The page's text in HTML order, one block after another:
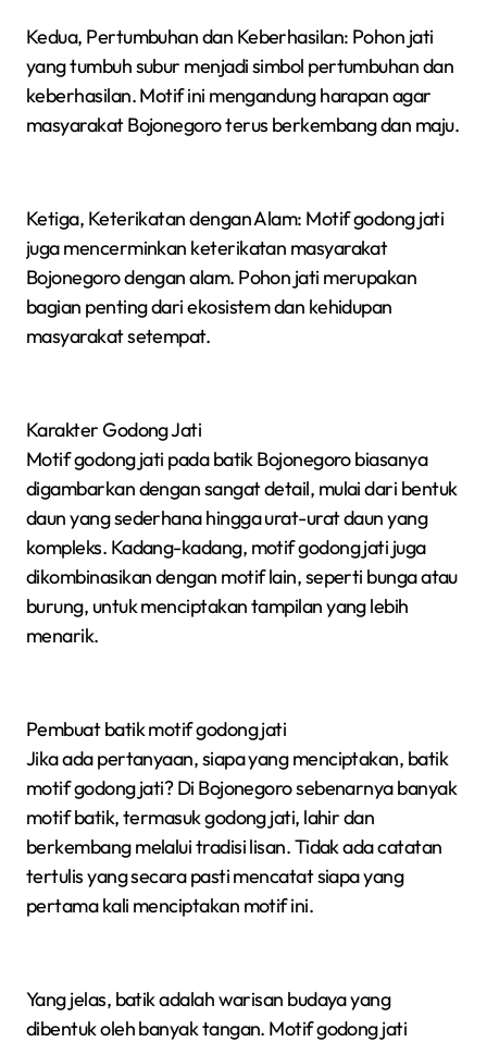
Kedua, Pertumbuhan dan Keberhasilan: Pohon jati
yang tumbuh subur menjadi simbol pertumbuhan dan
keberhasilan. Motif ini mengandung harapan agar
masyarakat Bojonegoro terus berkembang dan maju.
Ketiga, Keterikatan dengan Alam: Motif godong jati
juga mencerminkan keterikatan masyarakat
Bojonegoro dengan alam. Pohon jati merupakan
bagian penting dari ekosistem dan kehidupan
masyarakat setempat.
Karakter Godong Jati
Motif godong jati pada batik Bojonegoro biasanya
digambarkan dengan sangat detail, mulai dari bentuk
daun yang sederhana hingga urat-urat daun yang
kompleks. Kadang-kadang, motif godong jati juga
dikombinasikan dengan motif lain, seperti bunga atau
burung, untuk menciptakan tampilan yang lebih
menarik.
Pembuat batik motif godong jati
Jika ada pertanyaan, siapa yang menciptakan, batik
motif godong jati? Di Bojonegoro sebenarnya banyak
motif batik, termasuk godong jati, lahir dan
berkembang melalui tradisi lisan. Tidak ada catatan
tertulis yang secara pasti mencatat siapa yang
pertama kali menciptakan motif ini.
Yang jelas, batik adalah warisan budaya yang
dibentuk oleh banyak tangan. Motif godong jati